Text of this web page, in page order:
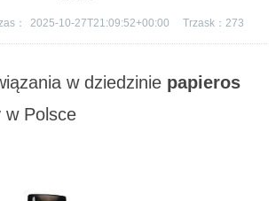
： 2025-10-27T21:09:52+00:00 Trzask： 273
w dziedzinie papieros
w Polsce